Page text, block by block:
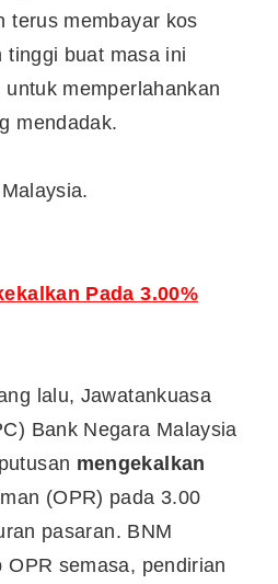
terus membayar kos
tinggi buat masa ini
memperlahankan
mendadak.
Pada 3.00%
lalu, Jawatankuasa
Bank Negara Malaysia
mengekalkan
(OPR) pada 3.00
pasaran. BNM
OPR semasa, pendirian